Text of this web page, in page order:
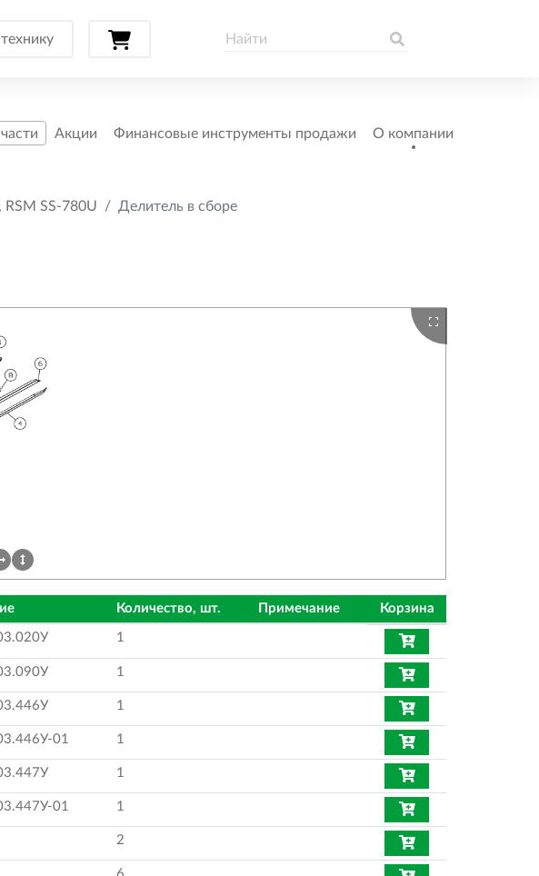
Акции Финансовые инструменты продажи О компании
RSM SS-780U
Делитель в сборе
Количество, шт. Примечание Корзина
1
1
1
01 1
1
01 1
2